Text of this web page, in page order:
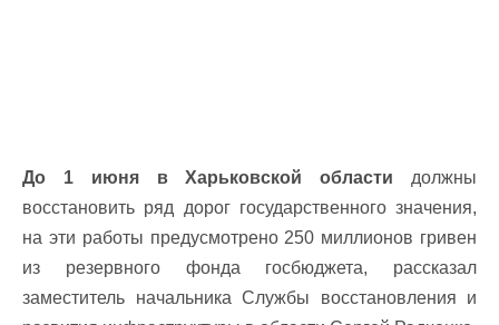
До 1 июня в Харьковской области должны
восстановить ряд дорог государственного значения,
на эти работы предусмотрено 250 миллионов гривен
из резервного фонда госбюджета, рассказал
заместитель начальника Службы восстановления и